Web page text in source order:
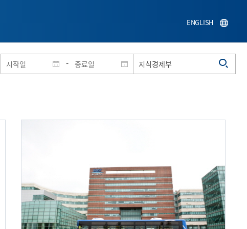
홈페이지 통합검색
-
ENGLISH